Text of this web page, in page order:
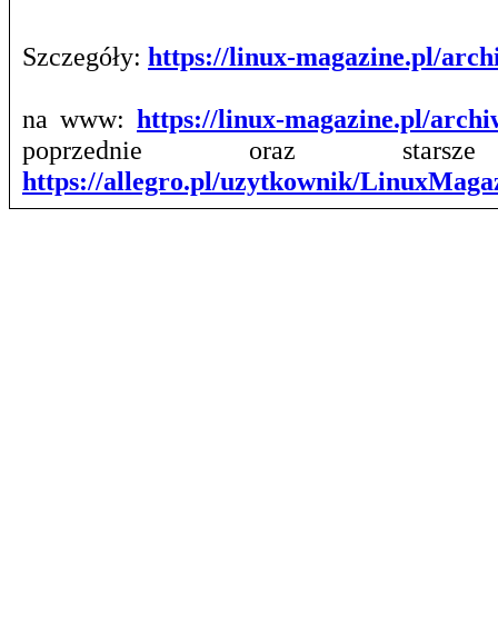
Szczegóły: https://linux-magazine.pl/
na www: https://linux-magazine.pl/
poprzednie oraz
https://allegro.pl/uzytkownik/